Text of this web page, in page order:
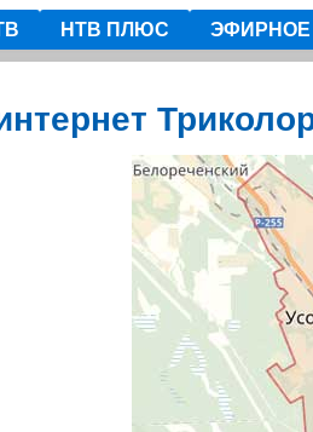
НТВ ПЛЮС ЭФИРНОЕ